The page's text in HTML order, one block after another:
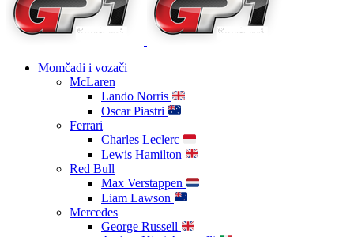
Momčadi i vozači
McLaren
Lando Norris
Oscar Piastri
Ferrari
Charles Leclerc
Lewis Hamilton
Red Bull
Max Verstappen
Liam Lawson
Mercedes
George Russell